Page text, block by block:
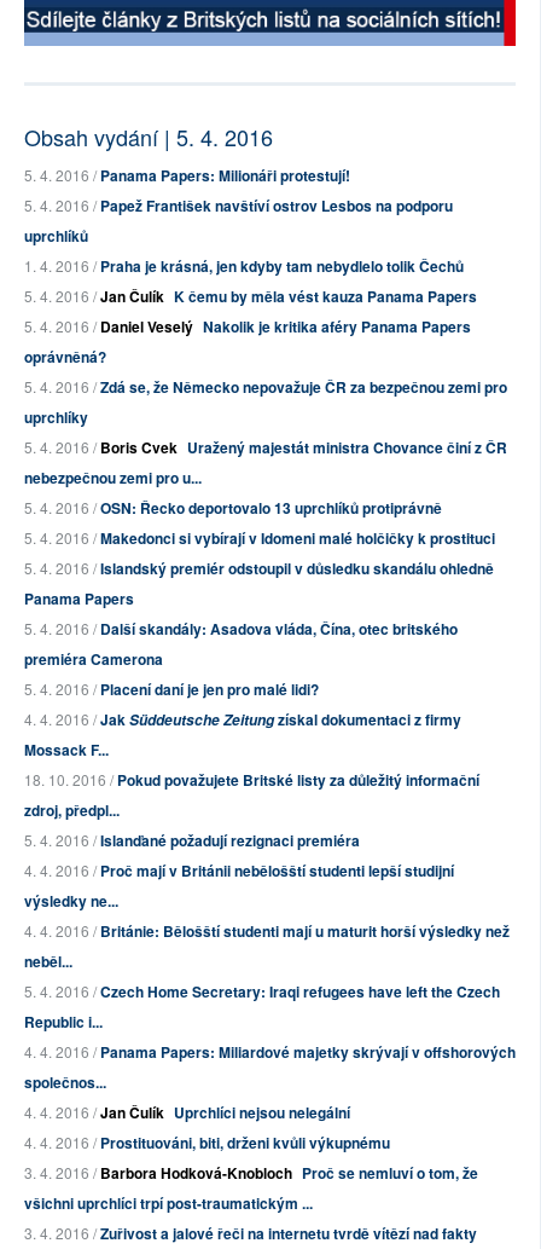
Obsah vydání | 5. 4. 2016
5. 4. 2016 /Panama Papers: Milionáři protestují!
5. 4. 2016 /Papež František navštíví ostrov Lesbos na podporu
uprchlíků
1. 4. 2016 /Praha je krásná, jen kdyby tam nebydlelo tolik Čechů
5. 4. 2016 /Jan Čulík K čemu by měla vést kauza Panama Papers
5. 4. 2016 /Daniel Veselý Nakolik je kritika aféry Panama Papers
oprávněná?
5. 4. 2016 /Zdá se, že Německo nepovažuje ČR za bezpečnou zemi pro
uprchlíky
5. 4. 2016 /Boris Cvek Uražený majestát ministra Chovance činí z ČR
nebezpečnou zemi pro u...
5. 4. 2016 /OSN: Řecko deportovalo 13 uprchlíků protiprávně
5. 4. 2016 /Makedonci si vybírají v Idomeni malé holčičky k prostituci
5. 4. 2016 /Islandský premiér odstoupil v důsledku skandálu ohledně
Panama Papers
5. 4. 2016 /Další skandály: Asadova vláda, Čína, otec britského
premiéra Camerona
5. 4. 2016 /Placení daní je jen pro malé lidi?
4. 4. 2016 /JakSüddeutsche Zeitungzískal dokumentaci z firmy
Mossack F...
18. 10. 2016 /Pokud považujete Britské listy za důležitý informační
zdroj, předpl...
5. 4. 2016 /Islanďané požadují rezignaci premiéra
4. 4. 2016 /Proč mají v Británii nebělošští studenti lepší studijní
výsledky ne...
4. 4. 2016 /Británie: Bělošští studenti mají u maturit horší výsledky než
neběl...
5. 4. 2016 /Czech Home Secretary: Iraqi refugees have left the Czech
Republic i...
4. 4. 2016 /Panama Papers: Miliardové majetky skrývají v offshorových
společnos...
4. 4. 2016 /Jan Čulík Uprchlíci nejsou nelegální
4. 4. 2016 /Prostituováni, biti, drženi kvůli výkupnému
3. 4. 2016 /Barbora Hodková-Knobloch Proč se nemluví o tom, že
všichni uprchlíci trpí post-traumatickým ...
3. 4. 2016 /Zuřivost a jalové řeči na internetu tvrdě vítězí nad fakty